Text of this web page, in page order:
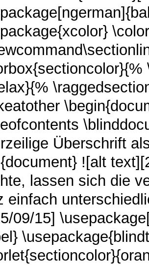
Überschrift
![alt
lassen sich die
einfach
09/15]